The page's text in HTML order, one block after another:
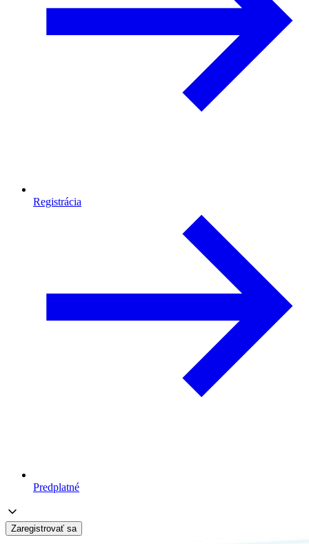
Registrácia
Predplatné
Zaregistrovať sa